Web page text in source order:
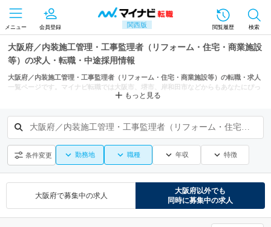
関西版
メニュー 会員登録 閲覧履歴 検索
大阪府／内装施工管理・工事監理者（リフォーム・住宅・商業施設
等）の求人・転職・中途採用情報
大阪府／内装施工管理・工事監理者（リフォーム・住宅・商業施設等）の転職・求人
一覧ページです。マイナビ転職では大阪市、堺市、岸和田市などからもあなたにぴっ
もっと見る
大阪府／内装施工管理・工事監理者（リフォーム・住宅・商業施設等）
条件変更 勤務地 職種 年収 特徴
大阪府で募集中の求人
大阪府以外でも
同時に募集中の求人